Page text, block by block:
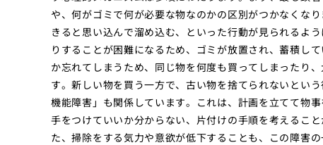
や、何がゴミで何が必要な物なのかの区別がつかなくな
きると思い込んで溜め込む、といった行動が見られるよ
りすることが困難になるため、ゴミが放置され、蓄積し
か忘れてしまうため、同じ物を何度も買ってしまったり
す。新しい物を買う一方で、古い物を捨てられないとい
機能障害」も関係しています。これは、計画を立てて物
手をつけていいか分からない、片付けの手順を考えるこ
た、掃除をする気力や意欲が低下することも、この障害